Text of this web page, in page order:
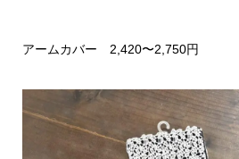
アームカバー 2,420〜2,750円